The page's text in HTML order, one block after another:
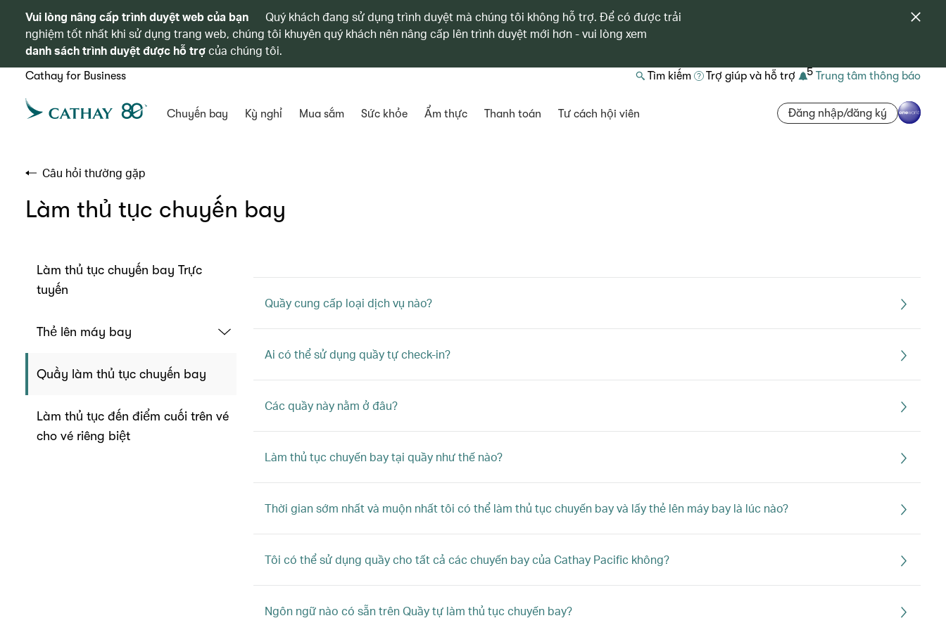
Vui lòng nâng cấp trình duyệt web của bạn
Quý khách đang sử dụng trình duyệt mà chúng tôi không hỗ trợ. Để có được trải
nghiệm tốt nhất khi sử dụng trang web, chúng tôi khuyên quý khách nên nâng cấp lên trình duyệt mới hơn - vui lòng xem
danh sách trình duyệt được hỗ trợcủa chúng tôi.
Cathay for Business Tìm kiếm Trợ giúp và hỗ trợ 5 Trung tâm thông báo
Chuyến bay Kỳ nghỉ Mua sắm Sức khỏe Ẩm thực Thanh toán Tư cách hội viên Đăng nhập/đăng ký
Câu hỏi thường gặp
Làm thủ tục chuyến bay
Làm thủ tục chuyến bay Trực
tuyến
Thẻ lên máy bay
Quầy làm thủ tục chuyến bay
Làm thủ tục đến điểm cuối trên vé
cho vé riêng biệt
Quầy cung cấp loại dịch vụ nào?
Ai có thể sử dụng quầy tự check-in?
Các quầy này nằm ở đâu?
Làm thủ tục chuyến bay tại quầy như thế nào?
Thời gian sớm nhất và muộn nhất tôi có thể làm thủ tục chuyến bay và lấy thẻ lên máy bay là lúc nào?
Tôi có thể sử dụng quầy cho tất cả các chuyến bay của Cathay Pacific không?
Ngôn ngữ nào có sẵn trên Quầy tự làm thủ tục chuyến bay?